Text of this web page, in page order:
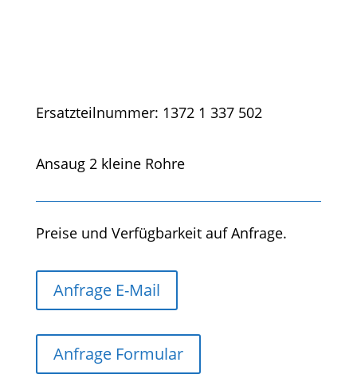
Ersatzteilnummer: 1372 1 337 502
Ansaug 2 kleine Rohre
Preise und Verfügbarkeit auf Anfrage.
Anfrage E-Mail
Anfrage Formular